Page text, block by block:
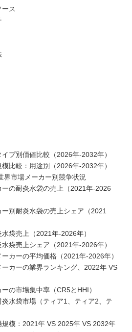
ース
プ別価値比較（2026年-2032年）
比較：用途別（2026年-2032年）
界市場メーカー別競争状況
ーの耐炎水袋の売上（2021年-2026
ー別耐炎水袋の売上シェア（2021
袋売上（2021年-2026年）
袋売上シェア（2021年-2026年）
カーの平均価格（2021年-2026年）
ーカーの業界ランキング、2022年 VS
の市場集中率（CR5とHHI）
炎水袋市場（ティア1、ティア2、テ
規模：2021年 VS 2025年 VS 2032年